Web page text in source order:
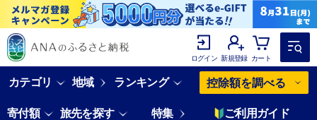
ログイン 新規登録 カート
カテゴリ 地域 ランキング 控除額を調べる
寄付額 旅先を探す 特集 ご利用ガイド